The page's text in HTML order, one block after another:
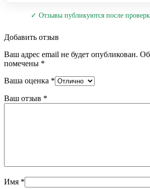
✓ Отзывы публикуются после
Добавить отзыв
Ваш адрес email не будет опубликован.
помечены *
Ваша оценка *
Ваш отзыв *
Имя *